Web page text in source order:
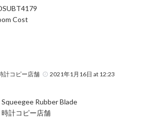
Cost
計コピー店舗
2021年1月16日 at 12:23
Rubber Blade
計コピー店舗